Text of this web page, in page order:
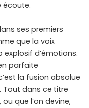
écoute.
ses premiers
que la voix
explosif d’émotions.
parfaite
la fusion absolue
Tout dans ce titre
que l’on devine,